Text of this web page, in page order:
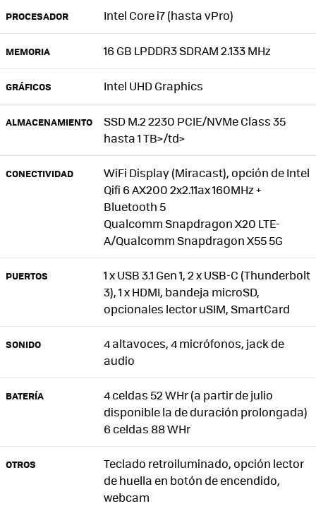
PROCESADOR Intel Core i7 (hasta vPro)
MEMORIA 16 GB LPDDR3 SDRAM 2.133 MHz
GRÁFICOS Intel UHD Graphics
ALMACENAMIENTO
SSD M.2 2230 PCIE/NVMe Class 35
hasta 1 TB>/td>
CONECTIVIDAD
WiFi Display (Miracast), opción de Intel
Qifi 6 AX200 2x2.11ax 160MHz +
Bluetooth 5
Qualcomm Snapdragon X20 LTE-
A/Qualcomm Snapdragon X55 5G
PUERTOS
1 x USB 3.1 Gen 1, 2 x USB-C (Thunderbolt
3), 1 x HDMI, bandeja microSD,
opcionales lector uSIM, SmartCard
SONIDO
4 altavoces, 4 micrófonos, jack de
audio
BATERÍA
4 celdas 52 WHr (a partir de julio
disponible la de duración prolongada)
6 celdas 88 WHr
OTROS
Teclado retroiluminado, opción lector
de huella en botón de encendido,
webcam